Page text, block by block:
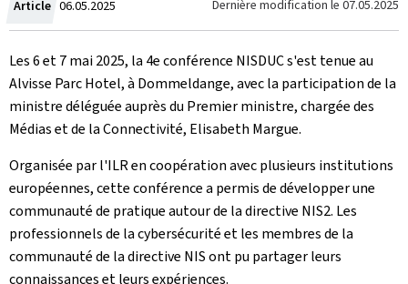
Article Crée
le
06.05.2025 Dernière modification le 07.05.2025
Les 6 et 7 mai 2025, la 4e conférence NISDUC s'est tenue au
Alvisse Parc Hotel, à Dommeldange, avec la participation de la
ministre déléguée auprès du Premier ministre, chargée des
Médias et de la Connectivité, Elisabeth Margue.
Organisée par l'ILR en coopération avec plusieurs institutions
européennes, cette conférence a permis de développer une
communauté de pratique autour de la directive NIS2. Les
professionnels de la cybersécurité et les membres de la
communauté de la directive NIS ont pu partager leurs
connaissances et leurs expériences.